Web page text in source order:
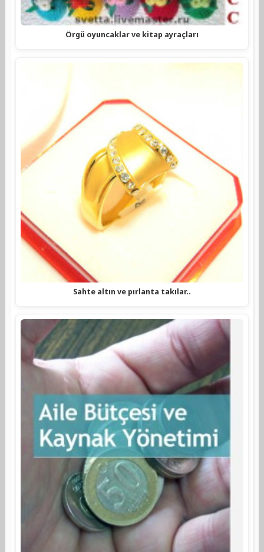
Örgü oyuncaklar ve kitap ayraçları
Sahte altın ve pırlanta takılar..